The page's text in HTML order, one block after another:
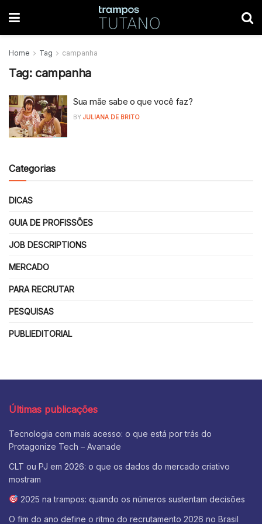
Home Tag campanha
Tag: campanha
Sua mãe sabe o que você faz?
BY JULIANA DE BRITO
Categorias
DICAS
GUIA DE PROFISSÕES
JOB DESCRIPTIONS
MERCADO
PARA RECRUTAR
PESQUISAS
PUBLIEDITORIAL
Últimas publicações
Tecnologia com mais acesso: o que está por trás do
Protagonize Tech – Avanade
CLT ou PJ em 2026: o que os dados do mercado criativo
mostram
2025 na trampos: quando os números sustentam decisões
O fim do ano define o ritmo do recrutamento 2026 no Brasil